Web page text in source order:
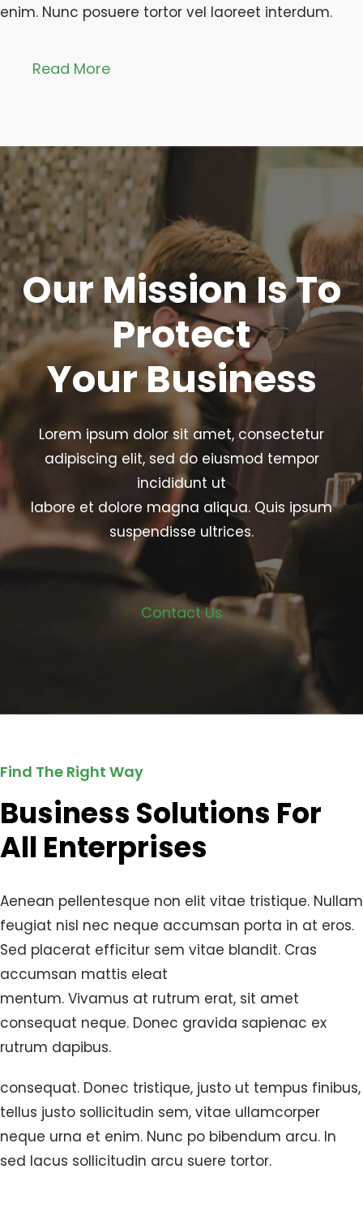
enim. Nunc posuere tortor vel laoreet interdum.
Read More
Our Mission Is To
Protect
Your Business
Lorem ipsum dolor sit amet, consectetur
adipiscing elit, sed do eiusmod tempor
incididunt ut
labore et dolore magna aliqua. Quis ipsum
suspendisse ultrices.
Contact Us
Find The Right Way
Business Solutions For
All Enterprises
Aenean pellentesque non elit vitae tristique. Nullam
feugiat nisl nec neque accumsan porta in at eros.
Sed placerat efficitur sem vitae blandit. Cras
accumsan mattis eleat
mentum. Vivamus at rutrum erat, sit amet
consequat neque. Donec gravida sapienac ex
rutrum dapibus.
consequat. Donec tristique, justo ut tempus finibus,
tellus justo sollicitudin sem, vitae ullamcorper
neque urna et enim. Nunc po bibendum arcu. In
sed lacus sollicitudin arcu suere tortor.